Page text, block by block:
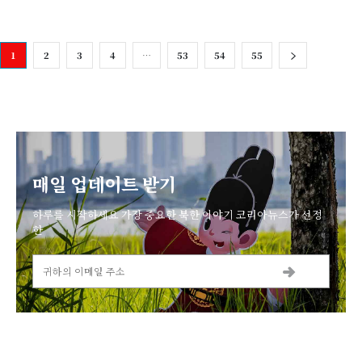
1 2 3 4 … 53 54 55
매일 업데이트 받기
하루를 시작하세요 가장 중요한 북한 이야기 코리아뉴스가 선정
한